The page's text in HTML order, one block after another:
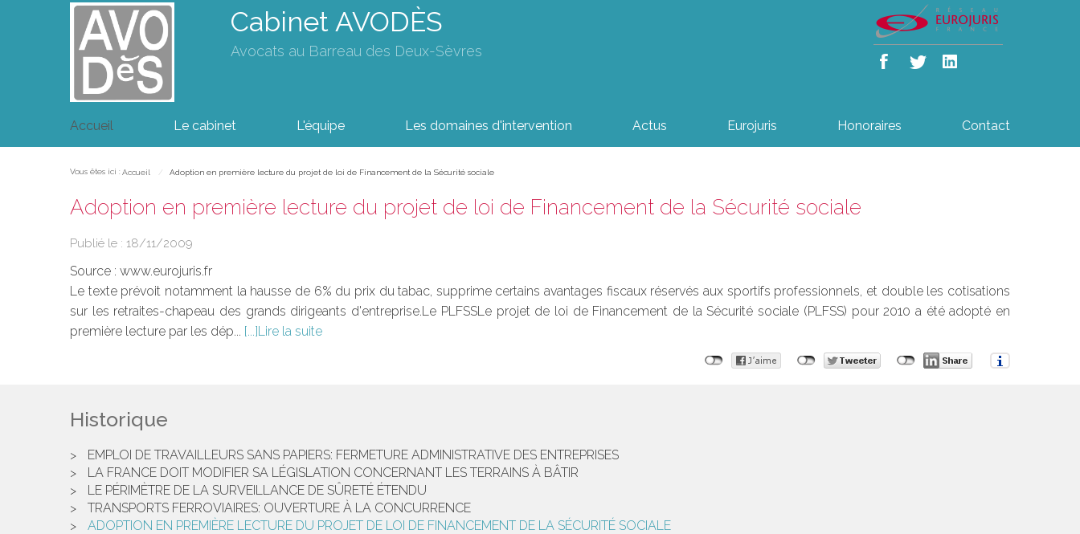
Cabinet AVODÈS
Avocats au Barreau des Deux-Sèvres
Accueil Le cabinet L'équipe Les domaines d'intervention Actus Eurojuris Honoraires Contact
Vous êtes ici : Accueil Adoption en première lecture du projet de loi de Financement de la Sécurité sociale
Adoption en première lecture du projet de loi de Financement de la Sécurité sociale
Publié le : 18/11/2009
Source : www.eurojuris.fr
Le texte prévoit notamment la hausse de 6% du prix du tabac, supprime certains avantages fiscaux réservés aux sportifs professionnels, et double les cotisations
sur les retraites-chapeau des grands dirigeants d'entreprise.Le PLFSSLe projet de loi de Financement de la Sécurité sociale (PLFSS) pour 2010 a été adopté en
première lecture par les dép...
Lire la suite
Historique
EMPLOI DE TRAVAILLEURS SANS PAPIERS: FERMETURE ADMINISTRATIVE DES ENTREPRISES
LA FRANCE DOIT MODIFIER SA LÉGISLATION CONCERNANT LES TERRAINS À BÂTIR
LE PÉRIMÈTRE DE LA SURVEILLANCE DE SÛRETÉ ÉTENDU
TRANSPORTS FERROVIAIRES: OUVERTURE À LA CONCURRENCE
ADOPTION EN PREMIÈRE LECTURE DU PROJET DE LOI DE FINANCEMENT DE LA SÉCURITÉ SOCIALE